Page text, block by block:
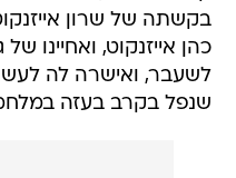
בקשתה של שרון
כהן אייזנקוט, ואחיינו
לשעבר, ואישרה לה
שנפל בקרב בעזה